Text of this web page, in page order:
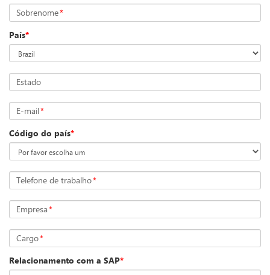
Sobrenome*
País*
Estado
E-mail*
Código do país*
Telefone de trabalho*
Empresa*
Cargo*
Relacionamento com a SAP*